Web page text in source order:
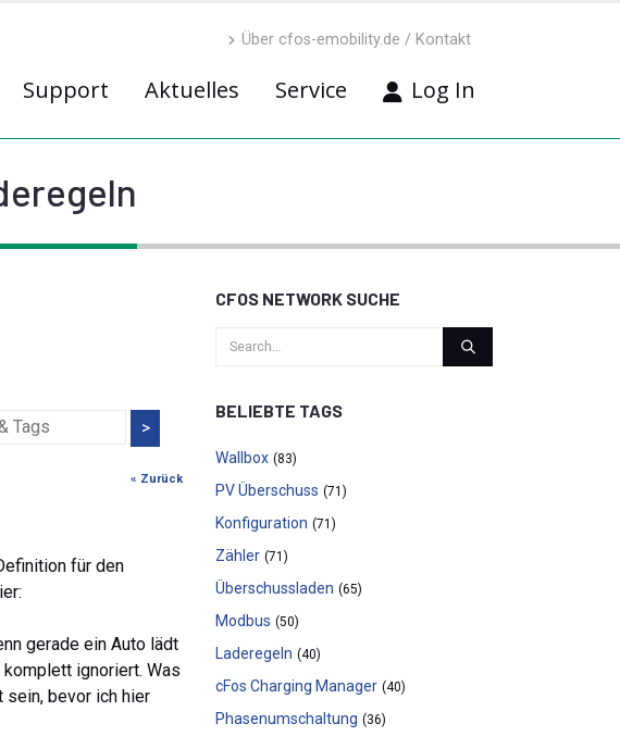
Über cfos-emobility.de / Kontakt
Support Aktuelles Service Log In
>
« Zurück
für den
gerade ein Auto lädt
ignoriert. Was
sein, bevor ich hier
CFOS NETWORK SUCHE
BELIEBTE TAGS
Wallbox (83)
PV Überschuss (71)
Konfiguration (71)
Zähler (71)
Überschussladen (65)
Modbus (50)
Laderegeln (40)
cFos Charging Manager (40)
Phasenumschaltung (36)